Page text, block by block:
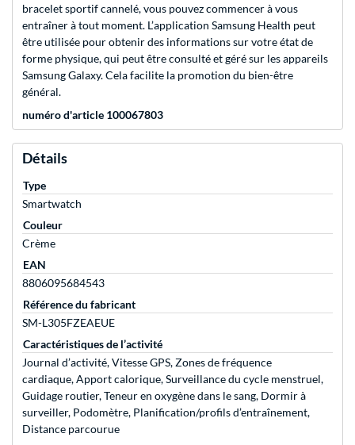
bracelet sportif cannelé, vous pouvez commencer à vous
entraîner à tout moment. L’application Samsung Health peut
être utilisée pour obtenir des informations sur votre état de
forme physique, qui peut être consulté et géré sur les appareils
Samsung Galaxy. Cela facilite la promotion du bien-être
général.
numéro d'article 100067803
Détails
Type
Smartwatch
Couleur
Crème
EAN
8806095684543
Référence du fabricant
SM-L305FZEAEUE
Caractéristiques de l’activité
Journal d’activité, Vitesse GPS, Zones de fréquence
cardiaque, Apport calorique, Surveillance du cycle menstruel,
Guidage routier, Teneur en oxygène dans le sang, Dormir à
surveiller, Podomètre, Planification/profils d’entraînement,
Distance parcourue